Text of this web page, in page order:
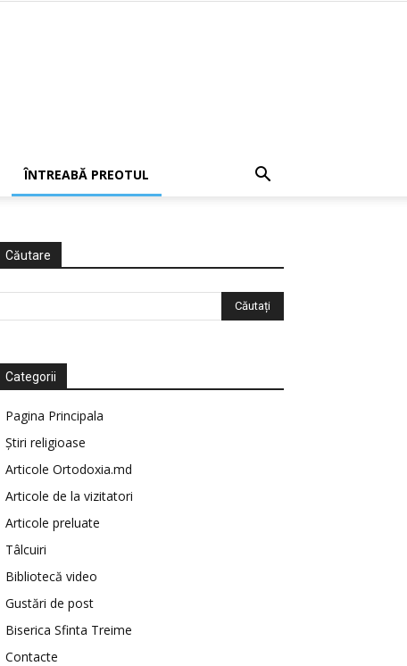
ÎNTREABĂ PREOTUL
Căutare
Categorii
Pagina Principala
Știri religioase
Articole Ortodoxia.md
Articole de la vizitatori
Articole preluate
Tâlcuiri
Bibliotecă video
Gustări de post
Biserica Sfinta Treime
Contacte